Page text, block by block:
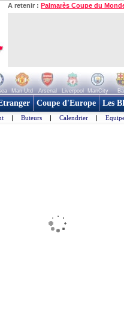
A retenir : Palmarès Coupe du
Man Utd Arsenal Liverpool ManCity
Coupe d'Europe Les
| Buteurs | Calendrier |